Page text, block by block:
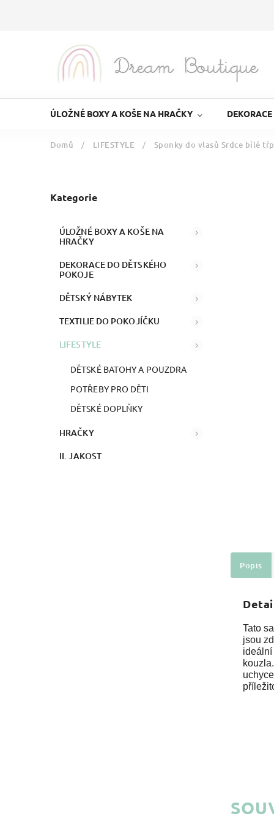
ÚLOŽNÉ BOXY A KOŠE NA HRAČKY
Domů / LIFESTYLE / Sponky do vlasů Srdce bílé
Kategorie
ÚLOŽNÉ BOXY A KOŠE NA
HRAČKY
DEKORACE DO DĚTSKÉHO
POKOJE
DĚTSKÝ NÁBYTEK
TEXTILIE DO POKOJÍČKU
LIFESTYLE
DĚTSKÉ BATOHY A POUZDRA
POTŘEBY PRO DĚTI
DĚTSKÉ DOPLŇKY
HRAČKY
II. JAKOST
Popis
Tato
jsou